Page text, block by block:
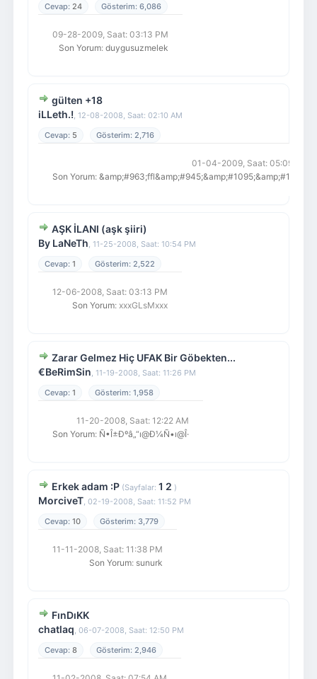
24
6,086
09-28-2009, Saat: 03:13 PM
Son Yorum: duygusuzmelek
gülten +18
iLLeth.!, 12-08-2008, Saat: 02:10 AM
5
2,716
01-04-2009, Saat: 05:09 PM
Son Yorum: &amp;#963;ffl&amp;#945;&amp;#1095;&amp;#1080;
AŞK İLANI (aşk şiiri)
By LaNeTh, 11-25-2008, Saat: 10:54 PM
1
2,522
12-06-2008, Saat: 03:13 PM
Son Yorum: xxxGLsMxxx
Zarar Gelmez Hiç UFAK Bir Göbekten...
€BeRimSin, 11-19-2008, Saat: 11:26 PM
1
1,958
11-20-2008, Saat: 12:22 AM
Son Yorum: Ñ•Î±Ðºâ„“ı@Ð¼Ñ•ı@Î·
Erkek adam :P (Sayfalar: 1 2 )
MorciveT, 02-19-2008, Saat: 11:52 PM
10
3,779
11-11-2008, Saat: 11:38 PM
Son Yorum: sunurk
FınDıKK
chatlaq, 06-07-2008, Saat: 12:50 PM
8
2,946